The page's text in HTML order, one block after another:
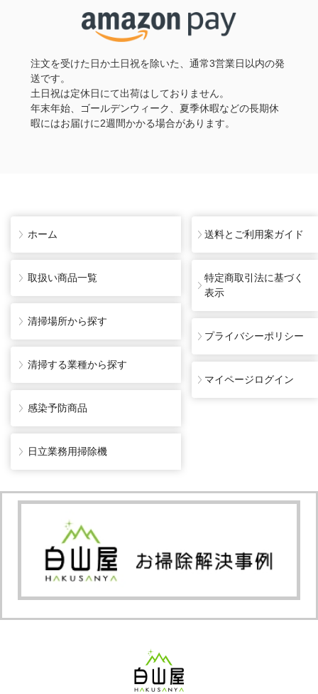
注文を受けた日か土日祝を除いた、通常3営業日以内の発
送です。
土日祝は定休日にて出荷はしておりません。
年末年始、ゴールデンウィーク、夏季休暇などの長期休
暇にはお届けに2週間かかる場合があります。
ホーム
取扱い商品一覧
清掃場所から探す
清掃する業種から探す
感染予防商品
日立業務用掃除機
送料とご利用案ガイド
特定商取引法に基づく
表示
プライバシーポリシー
マイページログイン